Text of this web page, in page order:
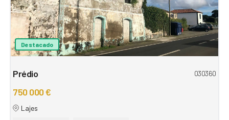
Destacado
Prédio 030360
750 000 €
Lajes